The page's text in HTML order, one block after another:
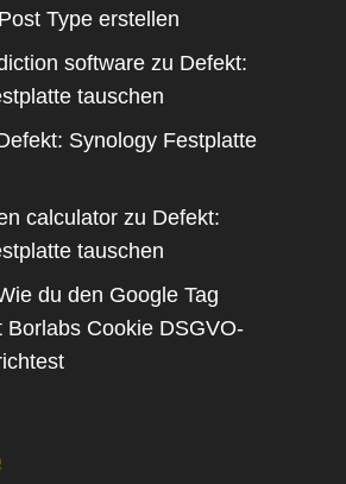
Type erstellen
softwarezu Defekt:
tauschen
Synology Festplatte
calculatorzu Defekt:
tauschen
du den Google Tag
Borlabs Cookie DSGVO-